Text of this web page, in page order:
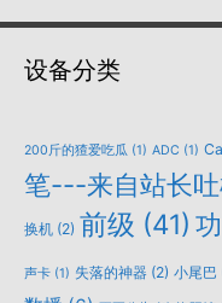
设备分类
200斤的猹爱吃瓜 (1) ADC (1)
笔---来自站长
换机 (2) 前级 (41)
声卡 (1) 失落的神器 (2) 小尾巴